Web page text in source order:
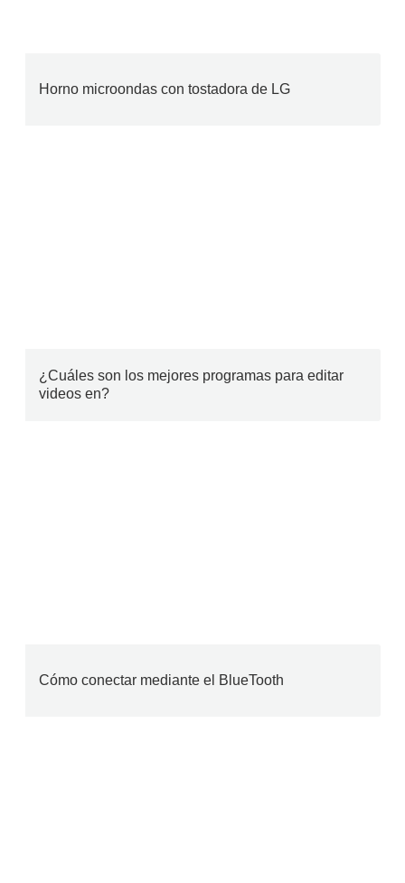
Horno microondas con tostadora de LG
¿Cuáles son los mejores programas para editar
videos en?
Cómo conectar mediante el BlueTooth